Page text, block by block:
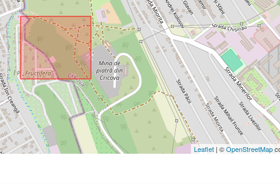
Leaflet| ©OpenStreetMap